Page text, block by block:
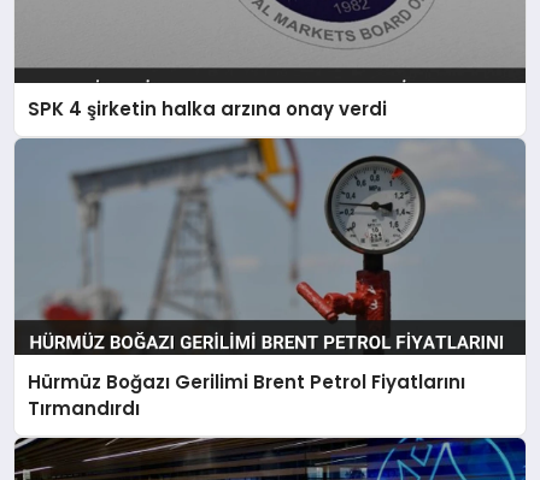
SPK 4 şirketin halka arzına onay verdi
Hürmüz Boğazı Gerilimi Brent Petrol Fiyatlarını
Tırmandırdı